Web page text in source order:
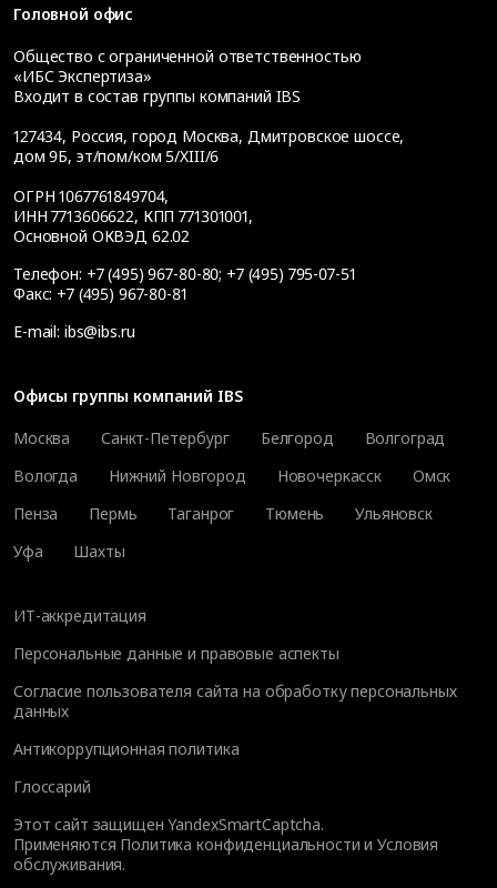
Головной офис
Общество с ограниченной ответственностью
«ИБС Экспертиза»
Входит в состав группы компаний IBS
127434, Россия, город Москва, Дмитровское шоссе,
дом 9Б, эт/пом/ком 5/XIII/6
ОГРН 1067761849704,
ИНН 7713606622, КПП 771301001,
Основной ОКВЭД 62.02
Телефон: +7 (495) 967-80-80; +7 (495) 795-07-51
Факс: +7 (495) 967-80-81
E-mail: ibs@ibs.ru
Офисы группы компаний IBS
Москва
Санкт-Петербург Белгород
Волгоград
Вологда
Нижний Новгород Новочеркасск
Омск
Пенза
Пермь Таганрог Тюмень
Ульяновск
Уфа
Шахты
ИТ-аккредитация
Персональные данные и правовые аспекты
Согласие пользователя сайта на обработку персональных
данных
Антикоррупционная политика
Глоссарий
Этот сайт защищен YandexSmartCaptcha.
Применяются Политика конфиденциальности иУсловия
обслуживания.